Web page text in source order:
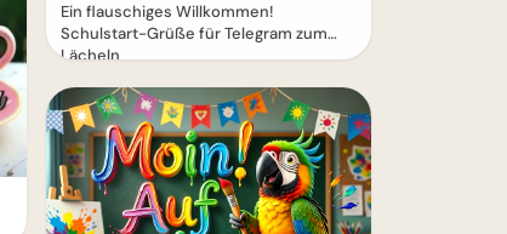
Ein flauschiges Willkommen!
Schulstart-Grüße für Telegram zum
Lächeln